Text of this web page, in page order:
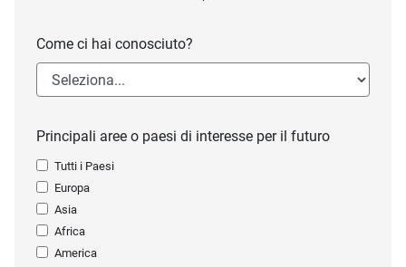
Come ci hai conosciuto?
Principali aree o paesi di interesse per il futuro
Tutti i Paesi
Europa
Asia
Africa
America